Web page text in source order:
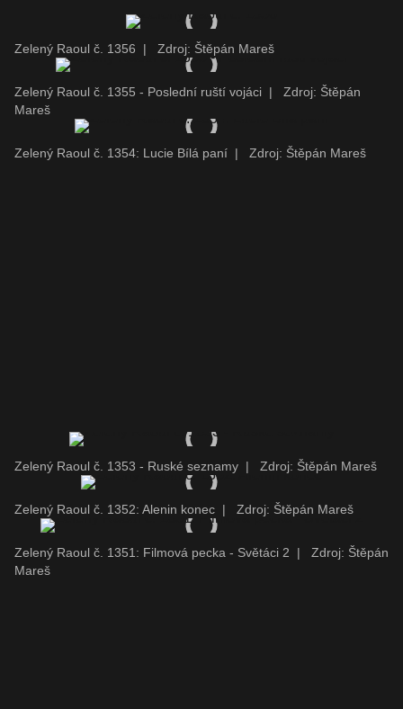
Zelený Raoul č. 1356 | Zdroj: Štěpán Mareš
Zelený Raoul č. 1355 - Poslední ruští vojáci |
Zdroj: Štěpán
Mareš
Zelený Raoul č. 1354: Lucie Bílá paní | Zdroj: Štěpán Mareš
Zelený Raoul č. 1353 - Ruské seznamy | Zdroj: Štěpán Mareš
Zelený Raoul č. 1352: Alenin konec | Zdroj: Štěpán Mareš
Zelený Raoul č. 1351: Filmová pecka - Světáci 2 |
Zdroj: Štěpán
Mareš